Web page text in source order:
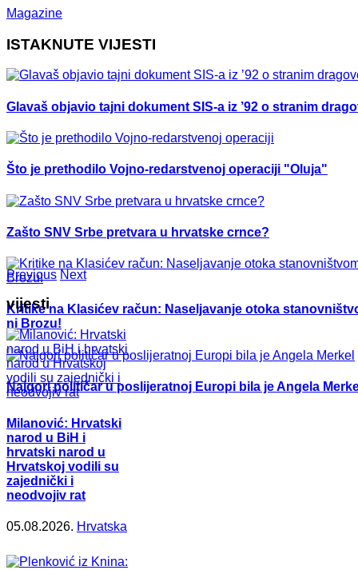
Magazine
ISTAKNUTE VIJESTI
Glavaš objavio tajni dokument SIS-a iz ’92 o stranim
Što je prethodilo Vojno-redarstvenoj operaciji "Oluja"
Zašto SNV Srbe pretvara u hrvatske crnce?
Kritike na Klasićev račun: Naseljavanje otoka
ni Brozu!
Najgori političar u poslijeratnoj Europi bila je Angela
Previous Next
vijesti
Milanović: Hrvatski
narod u BiH i
hrvatski narod u
Hrvatskoj vodili su
zajednički i
neodvojiv rat
05.08.2026. Hrvatska